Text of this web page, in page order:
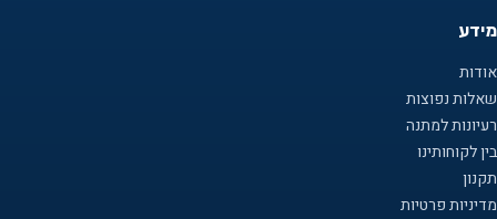
מידע
אודות
שאלות נפוצות
רעיונות למתנה
בין לקוחותינו
תקנון
מדיניות פרטיות